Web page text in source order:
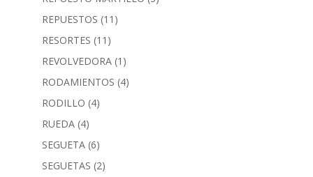
REPUESTOS (11)
RESORTES (11)
REVOLVEDORA (1)
RODAMIENTOS (4)
RODILLO (4)
RUEDA (4)
SEGUETA (6)
SEGUETAS (2)